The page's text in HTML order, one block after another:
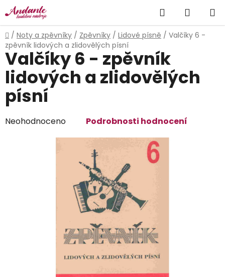
Přejít
na
obsah
Hledat
KOŠÍK
Domů
/ Noty a zpěvníky / Zpěvníky / Lidové písně / Valčíky 6 -
zpěvník lidových a zlidovělých písní
Valčíky 6 - zpěvník
lidových a zlidovělých
písní
Průměrné
Neohodnoceno Podrobnosti hodnocení